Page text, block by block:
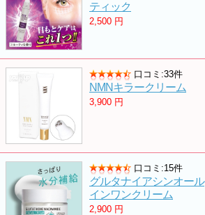
ティック
2,500 円
口コミ:33件
NMNキラークリーム
3,900 円
口コミ:15件
グルタナイアシンオール
インワンクリーム
2,900 円